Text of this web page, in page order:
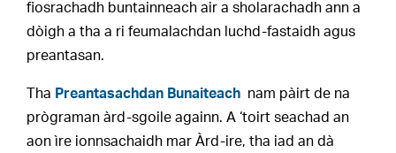
fiosrachadh buntainneach air a sholarachadh ann a
dòigh a tha a ri feumalachdan luchd-fastaidh agus
preantasan.
Tha Preantasachdan Bunaiteach nam pàirt de na
prògraman àrd-sgoile againn. A ‘toirt seachad an
aon ìre ionnsachaidh mar Àrd-ire, tha iad an dà